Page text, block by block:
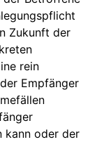
Zukunft der
rein
Empfänger
kann oder der